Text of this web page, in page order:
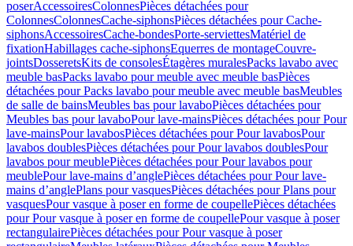
poserAccessoiresColonnesPièces détachées pour
ColonnesColonnesCache-siphonsPièces détachées pour Cache-
siphonsAccessoiresCache-bondesPorte-serviettesMatériel de
fixationHabillages cache-siphonsEquerres de montageCouvre-
jointsDosseretsKits de consolesÉtagères muralesPacks lavabo avec
meuble basPacks lavabo pour meuble avec meuble basPièces
détachées pour Packs lavabo pour meuble avec meuble basMeubles
de salle de bainsMeubles bas pour lavaboPièces détachées pour
Meubles bas pour lavaboPour lave-mainsPièces détachées pour Pour
lave-mainsPour lavabosPièces détachées pour Pour lavabosPour
lavabos doublesPièces détachées pour Pour lavabos doublesPour
lavabos pour meublePièces détachées pour Pour lavabos pour
meublePour lave-mains d’anglePièces détachées pour Pour lave-
mains d’anglePlans pour vasquesPièces détachées pour Plans pour
vasquesPour vasque à poser en forme de coupellePièces détachées
pour Pour vasque à poser en forme de coupellePour vasque à poser
rectangulairePièces détachées pour Pour vasque à poser